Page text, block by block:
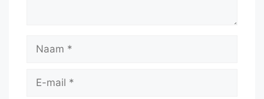
Naam